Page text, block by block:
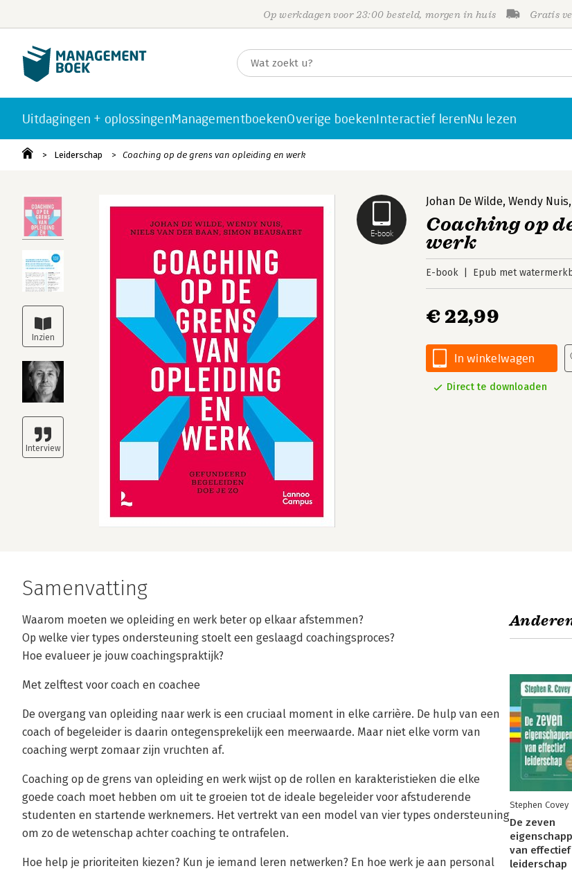
Op werkdagen voor 23:00 besteld, morgen in huis Gratis
Uitdagingen + oplossingenManagementboekenOverige boekenInteractief lerenNu lezen
Leiderschap Coaching op de grens van opleiding en werk
E-book
Johan De Wilde,Wendy Nuis,
Coaching op
werk
E-book Epub met
€ 22,99
In winkelwagen
Direct te downloaden
Samenvatting
Waarom moeten we opleiding en werk beter op elkaar afstemmen?
Op welke vier types ondersteuning stoelt een geslaagd coachingsproces?
Hoe evalueer je jouw coachingspraktijk?
Met zelftest voor coach en coachee
De overgang van opleiding naar werk is een cruciaal moment in elke carrière. De hulp van een
coach of begeleider is daarin ontegensprekelijk een meerwaarde. Maar niet elke vorm van
coaching werpt zomaar zijn vruchten af.
Coaching op de grens van opleiding en werk wijst op de rollen en karakteristieken die elke
goede coach moet hebben om uit te groeien tot de ideale begeleider voor afstuderende
studenten en startende werknemers. Het vertrekt van een model van vier types ondersteuning
om zo de wetenschap achter coaching te ontrafelen.
Hoe help je prioriteiten kiezen? Kun je iemand leren netwerken? En hoe werk je aan personal
Stephen Covey
De zeven
van effectief
leiderschap